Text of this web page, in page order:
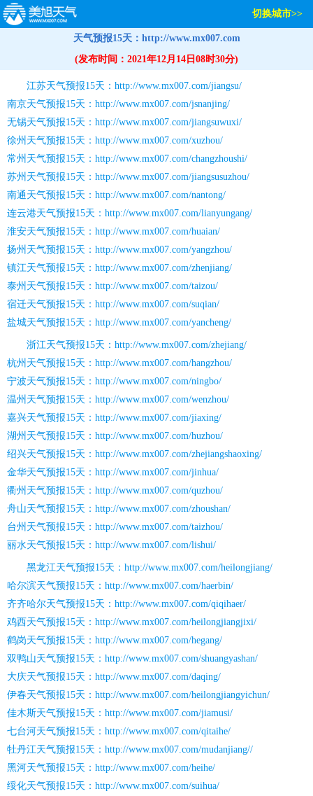
切换城市>>
天气预报15天：http://www.mx007.com
(发布时间：2021年12月14日08时30分)
江苏天气预报15天：http://www.mx007.com/jiangsu/
南京天气预报15天：http://www.mx007.com/jsnanjing/
无锡天气预报15天：http://www.mx007.com/jiangsuwuxi/
徐州天气预报15天：http://www.mx007.com/xuzhou/
常州天气预报15天：http://www.mx007.com/changzhoushi/
苏州天气预报15天：http://www.mx007.com/jiangsusuzhou/
南通天气预报15天：http://www.mx007.com/nantong/
连云港天气预报15天：http://www.mx007.com/lianyungang/
淮安天气预报15天：http://www.mx007.com/huaian/
扬州天气预报15天：http://www.mx007.com/yangzhou/
镇江天气预报15天：http://www.mx007.com/zhenjiang/
泰州天气预报15天：http://www.mx007.com/taizou/
宿迁天气预报15天：http://www.mx007.com/suqian/
盐城天气预报15天：http://www.mx007.com/yancheng/
浙江天气预报15天：http://www.mx007.com/zhejiang/
杭州天气预报15天：http://www.mx007.com/hangzhou/
宁波天气预报15天：http://www.mx007.com/ningbo/
温州天气预报15天：http://www.mx007.com/wenzhou/
嘉兴天气预报15天：http://www.mx007.com/jiaxing/
湖州天气预报15天：http://www.mx007.com/huzhou/
绍兴天气预报15天：http://www.mx007.com/zhejiangshaoxing/
金华天气预报15天：http://www.mx007.com/jinhua/
衢州天气预报15天：http://www.mx007.com/quzhou/
舟山天气预报15天：http://www.mx007.com/zhoushan/
台州天气预报15天：http://www.mx007.com/taizhou/
丽水天气预报15天：http://www.mx007.com/lishui/
黑龙江天气预报15天：http://www.mx007.com/heilongjiang/
哈尔滨天气预报15天：http://www.mx007.com/haerbin/
齐齐哈尔天气预报15天：http://www.mx007.com/qiqihaer/
鸡西天气预报15天：http://www.mx007.com/heilongjiangjixi/
鹤岗天气预报15天：http://www.mx007.com/hegang/
双鸭山天气预报15天：http://www.mx007.com/shuangyashan/
大庆天气预报15天：http://www.mx007.com/daqing/
伊春天气预报15天：http://www.mx007.com/heilongjiangyichun/
佳木斯天气预报15天：http://www.mx007.com/jiamusi/
七台河天气预报15天：http://www.mx007.com/qitaihe/
牡丹江天气预报15天：http://www.mx007.com/mudanjiang//
黑河天气预报15天：http://www.mx007.com/heihe/
绥化天气预报15天：http://www.mx007.com/suihua/